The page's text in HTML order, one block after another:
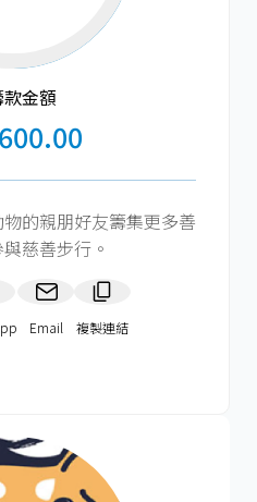
金額​
的親朋好友籌集更多善
慈善步行。
Email 複製連結​